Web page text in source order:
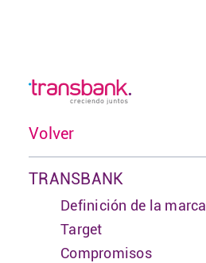
Volver
TRANSBANK
Definición de la marca
Target
Compromisos